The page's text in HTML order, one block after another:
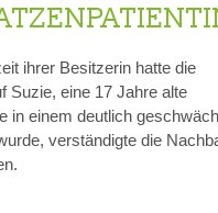
ihrer Besitzerin hatte die
Suzie, eine 17 Jahre alte
in einem deutlich
verständigte die